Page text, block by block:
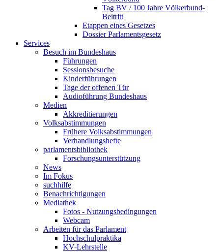
Tag BV / 100 Jahre Völkerbund-
Beitritt
Etappen eines Gesetzes
Dossier Parlamentsgesetz
Services
Besuch im Bundeshaus
Führungen
Sessionsbesuche
Kinderführungen
Tage der offenen Tür
Audioführung Bundeshaus
Medien
Akkreditierungen
Volksabstimmungen
Frühere Volksabstimmungen
Verhandlungshefte
parlamentsbibliothek
Forschungsunterstützung
News
Im Fokus
suchhilfe
Benachrichtigungen
Mediathek
Fotos - Nutzungsbedingungen
Webcam
Arbeiten für das Parlament
Hochschulpraktika
KV-Lehrstelle